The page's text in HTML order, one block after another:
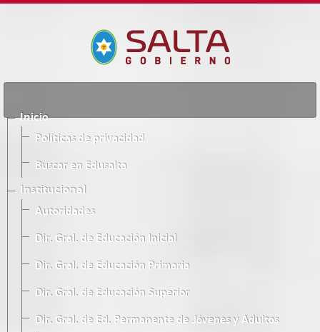
Inicio
Políticas de privacidad
Buscar en Edusalta
Institucional
Autoridades
Dir. Gral. de Educación Inicial
Dir. Gral. de Educación Primaria
Dir. Gral. de Educación Superior
Dir. Gral. de Ed. Permanente de Jóvenes y Adultos